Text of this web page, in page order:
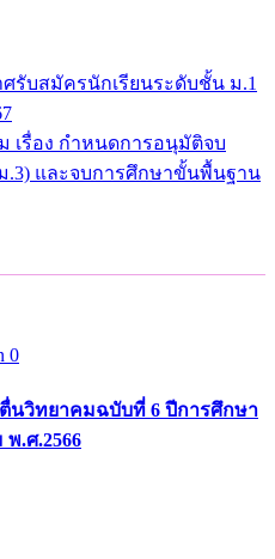
รับสมัครนักเรียนระดับชั้น ม.1
เรื่อง กำหนดการอนุมัติจบ
และจบการศึกษาขั้นพื้นฐาน
0
นวิทยาคมฉบับที่ 6 ปีการศึกษา
พ.ศ.2566